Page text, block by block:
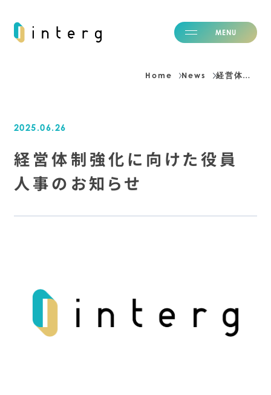
MENU
Iden
Servic e 事業紹介
Ne w s ニュース
Blog
Career 採用情報
Home News 経営体制強化に向けた役員人事のお知らせ
2025.06.26
経営体制強化に向けた役員
人事のお知らせ